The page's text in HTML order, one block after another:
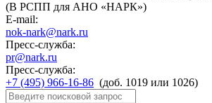
(В РСПП для АНО «НАРК»)
E-mail:
nok-nark@nark.ru
Пресс-служба:
pr@nark.ru
Пресс-служба:
+7 (495) 966-16-86 (доб. 1019 или 1026)